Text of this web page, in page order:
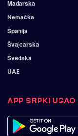
Mađarska
Nemačka
Španija
Švajcarska
Švedska
UAE
APP SRPKI UGAO